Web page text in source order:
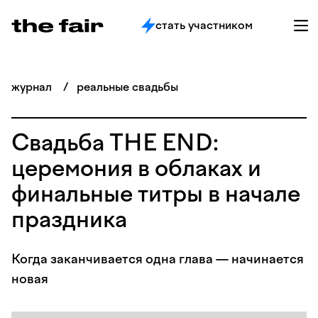
стать участником
журнал / реальные свадьбы
Свадьба THE END:
церемония в облаках и
финальные титры в начале
праздника
Когда заканчивается одна глава — начинается
новая